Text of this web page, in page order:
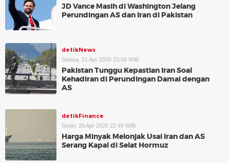
JD Vance Masih di Washington Jelang
Perundingan AS dan Iran di Pakistan
detikNews
Selasa, 21 Apr 2026 23:56 WIB
Pakistan Tunggu Kepastian Iran Soal
Kehadiran di Perundingan Damai dengan
AS
detikFinance
Senin, 20 Apr 2026 22:49 WIB
Harga Minyak Melonjak Usai Iran dan AS
Serang Kapal di Selat Hormuz